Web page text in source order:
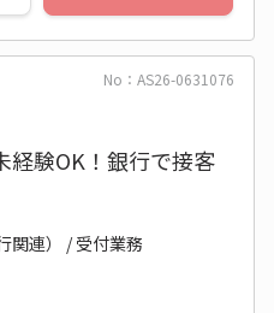
No：AS26-0631076
経験OK！銀行で接客
関連） / 受付業務